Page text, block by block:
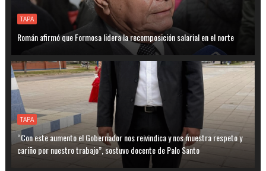
TAPA
Román afirmó que Formosa lidera la recomposición salarial en el norte
TAPA
“Con este aumento el Gobernador nos reivindica y nos muestra respeto y
cariño por nuestro trabajo”, sostuvo docente de Palo Santo